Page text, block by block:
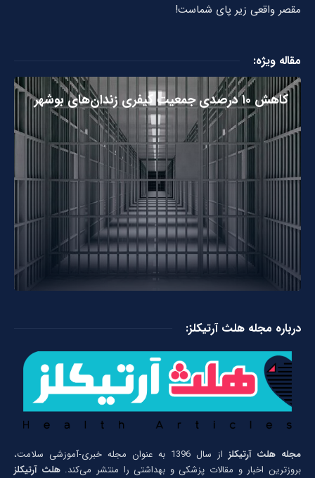
مقصر واقعی زیر پای شماست!
مقاله ویژه:
کاهش ۱۰ درصدی جمعیت کیفری زندان‌های بوشهر
درباره مجله هلث آرتیکلز:
مجله هلث آرتیکلز
از سال 1396 به عنوان مجله خبری-آموزشی سلامت،
بروزترین اخبار و مقالات پزشکی و بهداشتی را منتشر می‌کند.هلث آرتیکلز